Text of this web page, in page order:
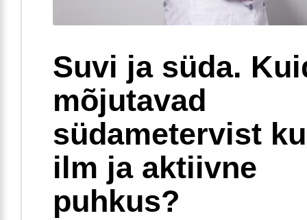
Suvi ja süda.
mõjutavad
südametervist
ilm ja aktiivne
puhkus?